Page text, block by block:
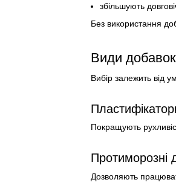
збільшують
Без використання
Види
Вибір залежить від
Покращують
Протиморозні
Дозволяють